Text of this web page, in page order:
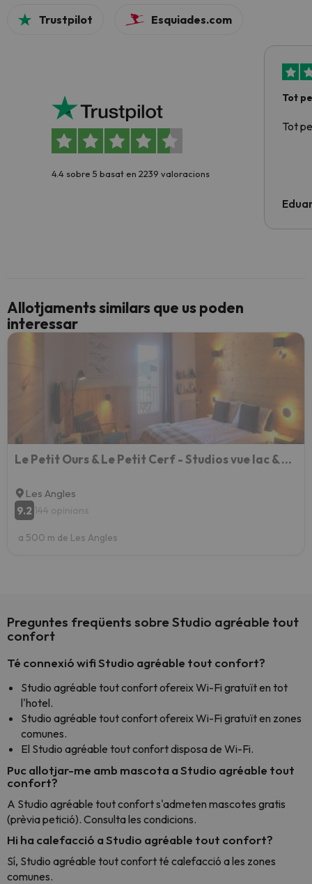
Trustpilot Esquiades.com
4.4 sobre 5 basat en 2239 valoracions
Tot
Tot
Allotjaments similars que us poden
interessar
Le Petit Ours & Le Petit Cerf - Studios vue lac & montagnes
Les Angles
9.2 144 opinions
a 500 m de Les Angles
Preguntes freqüents sobre Studio agréable tout
confort
Té connexió wifi Studio agréable tout confort?
Studio agréable tout confort ofereix Wi-Fi gratuït en tot
l'hotel.
Studio agréable tout confort ofereix Wi-Fi gratuït en zones
comunes.
El Studio agréable tout confort disposa de Wi-Fi.
Puc allotjar-me amb mascota a Studio agréable tout
confort?
A Studio agréable tout confort s'admeten mascotes gratis
(prèvia petició). Consulta les condicions.
Hi ha calefacció a Studio agréable tout confort?
Sí, Studio agréable tout confort té calefacció a les zones
comunes.